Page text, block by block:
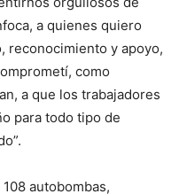
a quienes quiero
reconocimiento y apoyo,
como
a que los trabajadores
para todo tipo de
autobombas,